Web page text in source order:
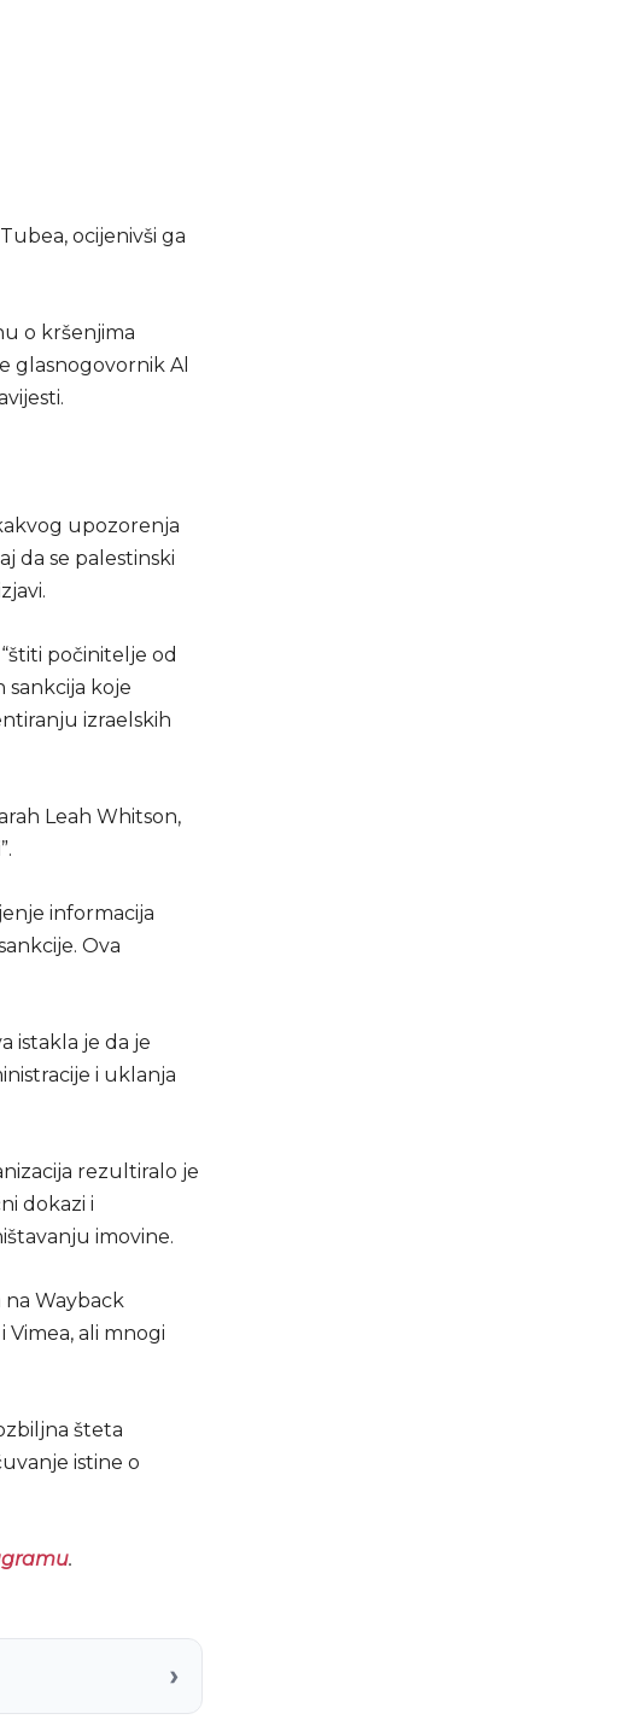
ocijenivši ga
o kršenjima
glasnogovornik Al
upozorenja
da se palestinski
počinitelje od
sankcija koje
izraelskih
Leah Whitson,
informacija
Ova
istakla je da je
i uklanja
rezultiralo je
dokazi i
imovine.
Wayback
ali mnogi
šteta
istine o
.
›